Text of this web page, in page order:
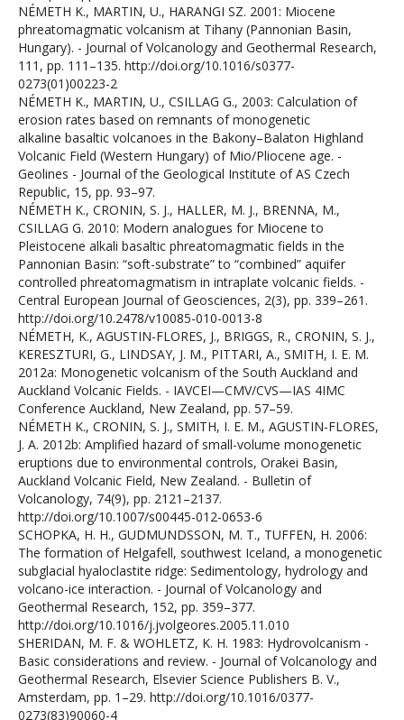
NÉMETH K., MARTIN, U., HARANGI SZ. 2001: Miocene
phreatomagmatic volcanism at Tihany (Pannonian Basin,
Hungary). - Journal of Volcanology and Geothermal Research,
111, pp. 111–135. http://doi.org/10.1016/s0377-
0273(01)00223-2
NÉMETH K., MARTIN, U., CSILLAG G., 2003: Calculation of
erosion rates based on remnants of monogenetic
alkaline basaltic volcanoes in the Bakony–Balaton Highland
Volcanic Field (Western Hungary) of Mio/Pliocene age. -
Geolines - Journal of the Geological Institute of AS Czech
Republic, 15, pp. 93–97.
NÉMETH K., CRONIN, S. J., HALLER, M. J., BRENNA, M.,
CSILLAG G. 2010: Modern analogues for Miocene to
Pleistocene alkali basaltic phreatomagmatic fields in the
Pannonian Basin: “soft-substrate” to “combined” aquifer
controlled phreatomagmatism in intraplate volcanic fields. -
Central European Journal of Geosciences, 2(3), pp. 339–261.
http://doi.org/10.2478/v10085-010-0013-8
NÉMETH, K., AGUSTIN-FLORES, J., BRIGGS, R., CRONIN, S. J.,
KERESZTURI, G., LINDSAY, J. M., PITTARI, A., SMITH, I. E. M.
2012a: Monogenetic volcanism of the South Auckland and
Auckland Volcanic Fields. - IAVCEI—CMV/CVS—IAS 4IMC
Conference Auckland, New Zealand, pp. 57–59.
NÉMETH K., CRONIN, S. J., SMITH, I. E. M., AGUSTIN-FLORES,
J. A. 2012b: Amplified hazard of small-volume monogenetic
eruptions due to environmental controls, Orakei Basin,
Auckland Volcanic Field, New Zealand. - Bulletin of
Volcanology, 74(9), pp. 2121–2137.
http://doi.org/10.1007/s00445-012-0653-6
SCHOPKA, H. H., GUDMUNDSSON, M. T., TUFFEN, H. 2006:
The formation of Helgafell, southwest Iceland, a monogenetic
subglacial hyaloclastite ridge: Sedimentology, hydrology and
volcano-ice interaction. - Journal of Volcanology and
Geothermal Research, 152, pp. 359–377.
http://doi.org/10.1016/j.jvolgeores.2005.11.010
SHERIDAN, M. F. & WOHLETZ, K. H. 1983: Hydrovolcanism -
Basic considerations and review. - Journal of Volcanology and
Geothermal Research, Elsevier Science Publishers B. V.,
Amsterdam, pp. 1–29. http://doi.org/10.1016/0377-
0273(83)90060-4